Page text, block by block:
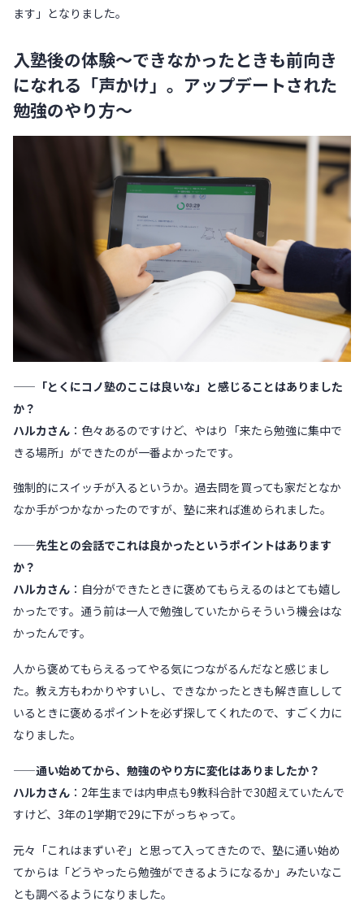
ます」となりました。
入塾後の体験〜できなかったときも前向き
になれる「声かけ」。アップデートされた
勉強のやり方〜
——「とくにコノ塾のここは良いな」と感じることはありました
か？
ハルカさん ：色々あるのですけど、やはり「来たら勉強に集中で
きる場所」ができたのが一番よかったです。
強制的にスイッチが入るというか。過去問を買っても家だとなか
なか手がつかなかったのですが、塾に来れば進められました。
——先生との会話でこれは良かったというポイントはあります
か？
ハルカさん ：自分ができたときに褒めてもらえるのはとても嬉し
かったです。通う前は一人で勉強していたからそういう機会はな
かったんです。
人から褒めてもらえるってやる気につながるんだなと感じまし
た。教え方もわかりやすいし、できなかったときも解き直しして
いるときに褒めるポイントを必ず探してくれたので、すごく力に
なりました。
——通い始めてから、勉強のやり方に変化はありましたか？
ハルカさん ：2年生までは内申点も9教科合計で30超えていたんで
すけど、3年の1学期で29に下がっちゃって。
元々「これはまずいぞ」と思って入ってきたので、塾に通い始め
てからは「どうやったら勉強ができるようになるか」みたいなこ
とも調べるようになりました。